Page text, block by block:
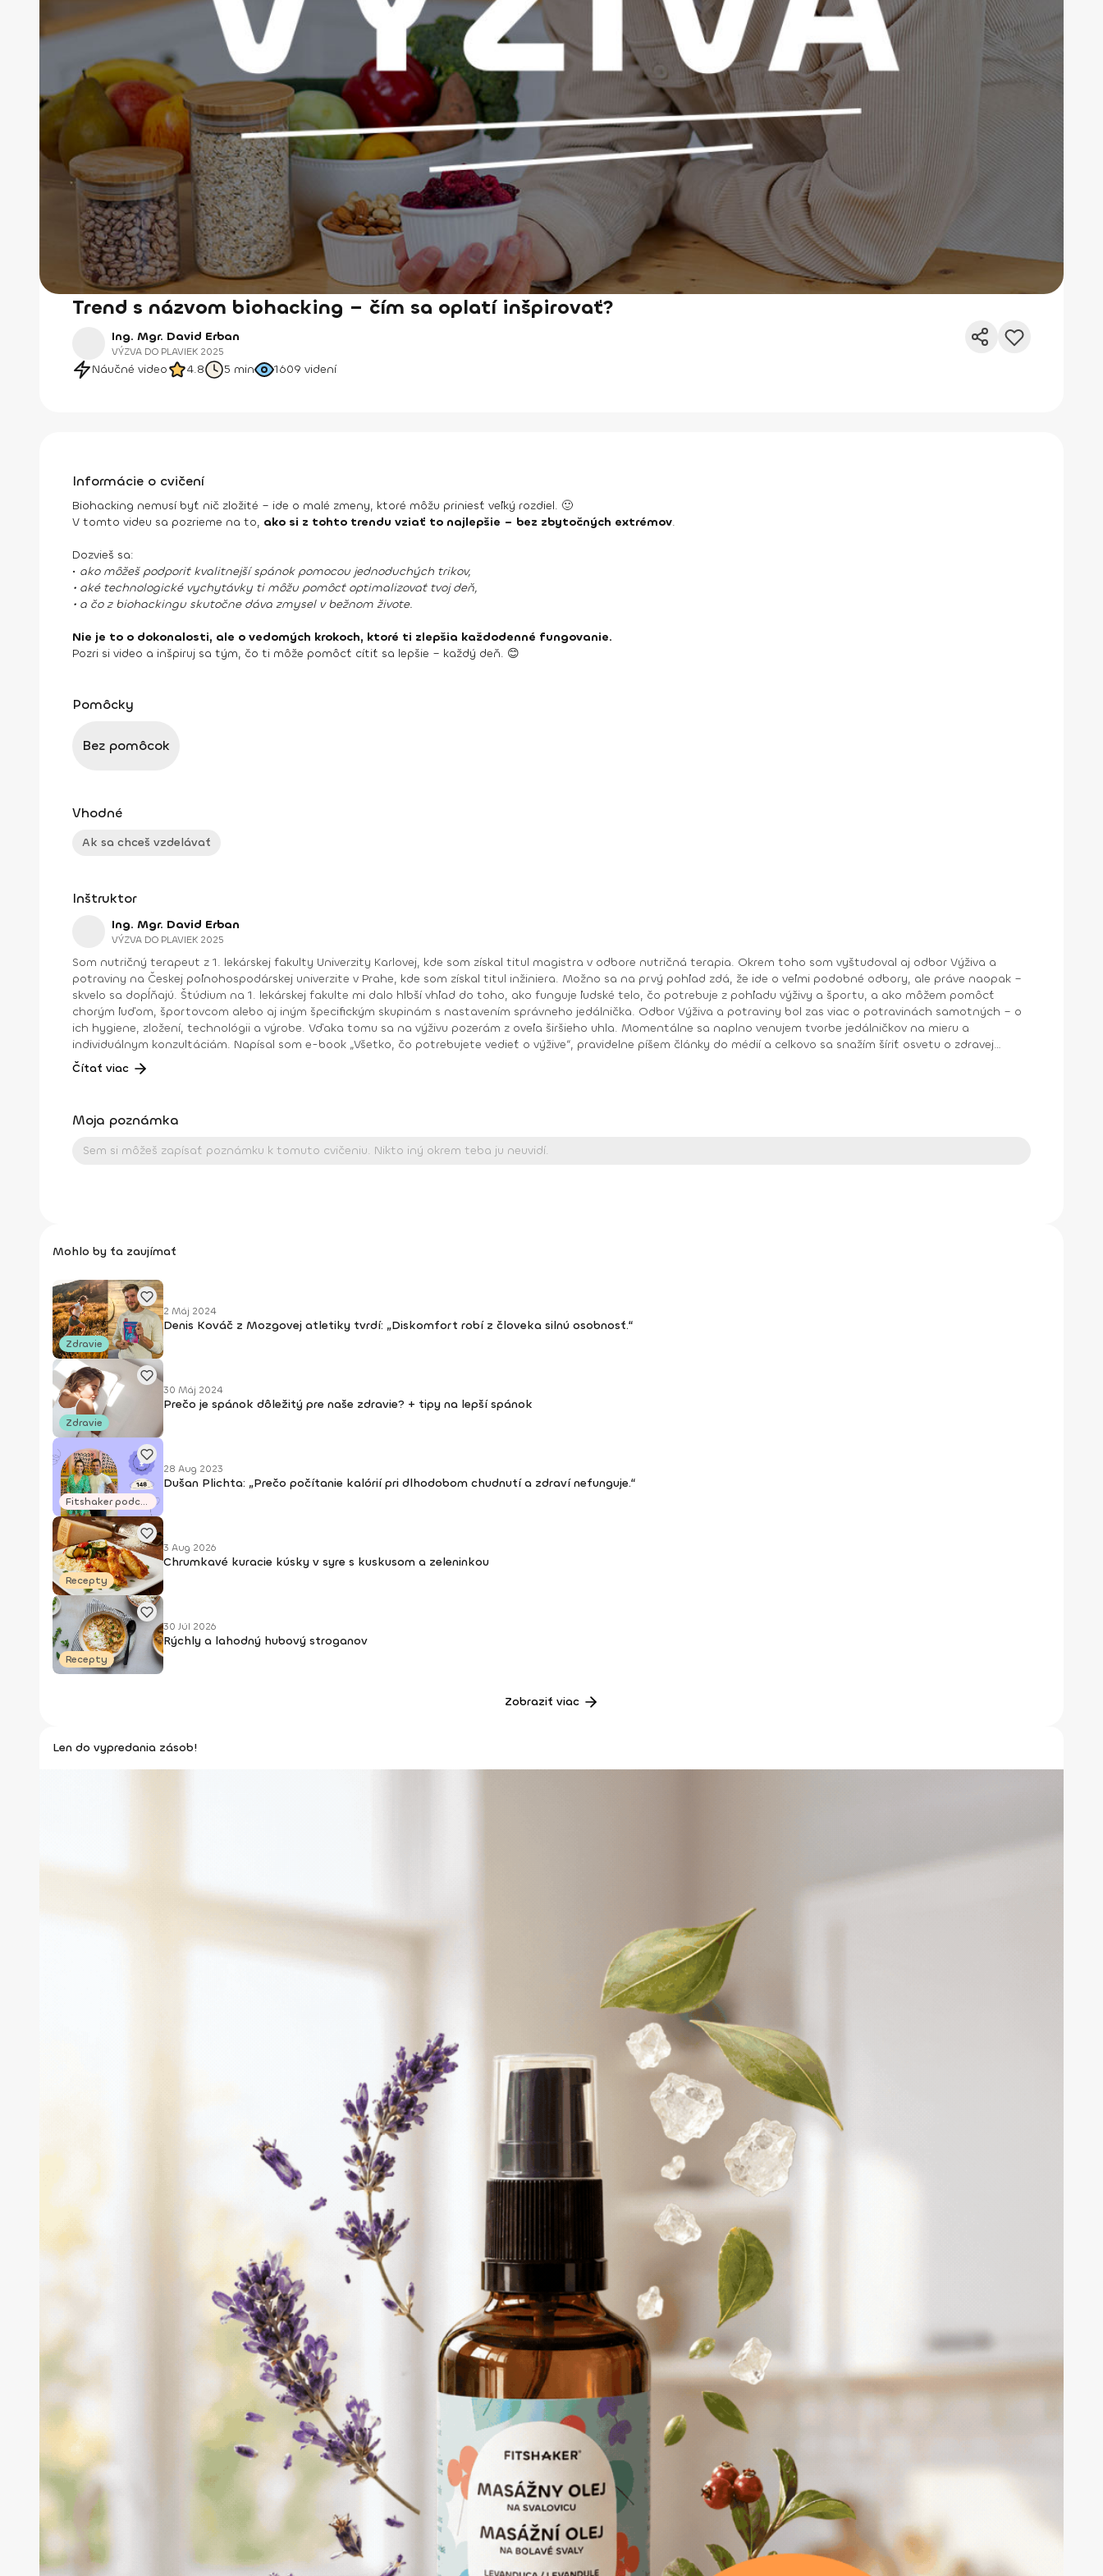
Trend s názvom biohacking – čím sa oplatí inšpirovať?
Ing. Mgr. David Erban
VÝZVA DO PLAVIEK 2025
Náučné video 4.8 5 min 1609 videní
Informácie o cvičení
Biohacking nemusí byť nič zložité – ide o malé zmeny, ktoré môžu priniesť veľký rozdiel. 🙂
V tomto videu sa pozrieme na to, ako si z tohto trendu vziať to najlepšie – bez zbytočných extrémov.
Dozvieš sa:
• ako môžeš podporiť kvalitnejší spánok pomocou jednoduchých trikov,
• aké technologické vychytávky ti môžu pomôcť optimalizovať tvoj deň,
• a čo z biohackingu skutočne dáva zmysel v bežnom živote.
Nie je to o dokonalosti, ale o vedomých krokoch, ktoré ti zlepšia každodenné fungovanie.
Pozri si video a inšpiruj sa tým, čo ti môže pomôcť cítiť sa lepšie – každý deň. 😊
Pomôcky
Bez pomôcok
Vhodné
Ak sa chceš vzdelávať
Inštruktor
Ing. Mgr. David Erban
VÝZVA DO PLAVIEK 2025
Som nutričný terapeut z 1. lekárskej fakulty Univerzity Karlovej, kde som získal titul magistra v odbore nutričná terapia. Okrem toho som vyštudoval aj odbor Výživa a
potraviny na Českej poľnohospodárskej univerzite v Prahe, kde som získal titul inžiniera. Možno sa na prvý pohľad zdá, že ide o veľmi podobné odbory, ale práve naopak –
skvelo sa dopĺňajú. Štúdium na 1. lekárskej fakulte mi dalo hlbší vhľad do toho, ako funguje ľudské telo, čo potrebuje z pohľadu výživy a športu, a ako môžem pomôcť
chorým ľuďom, športovcom alebo aj iným špecifickým skupinám s nastavením správneho jedálnička. Odbor Výživa a potraviny bol zas viac o potravinách samotných – o
ich hygiene, zložení, technológii a výrobe. Vďaka tomu sa na výživu pozerám z oveľa širšieho uhla. Momentálne sa naplno venujem tvorbe jedálničkov na mieru a
individuálnym konzultáciám. Napísal som e-book „Všetko, čo potrebujete vedieť o výžive“, pravidelne píšem články do médií a celkovo sa snažím šíriť osvetu o zdravej
strave a životnom štýle. Veľmi ma baví aj prednášanie – spolu s kolegyňou Ing. Mgr. Šárkou Knížkovou organizujeme celodenné certifikované kurzy, no prednášam aj na
rôznych konferenciách či vo firmách. Na Instagrame ma nájdeš ako @ten_nutricni, kde sa snažím o výžive hovoriť jednoducho, zrozumiteľne a zároveň zábavne. A ak máš
Čítať viac
Moja poznámka
Mohlo by ťa zaujímať
Zdravie
2 Máj 2024
Denis Kováč z Mozgovej atletiky tvrdí: „Diskomfort robí z človeka silnú osobnosť.“
Zdravie
30 Máj 2024
Prečo je spánok dôležitý pre naše zdravie? + tipy na lepší spánok
Fitshaker podcasty
28 Aug 2023
Dušan Plichta: „Prečo počítanie kalórií pri dlhodobom chudnutí a zdraví nefunguje.“
Recepty
3 Aug 2026
Chrumkavé kuracie kúsky v syre s kuskusom a zeleninkou
Recepty
30 Júl 2026
Rýchly a lahodný hubový stroganov
Zobraziť viac
Len do vypredania zásob!